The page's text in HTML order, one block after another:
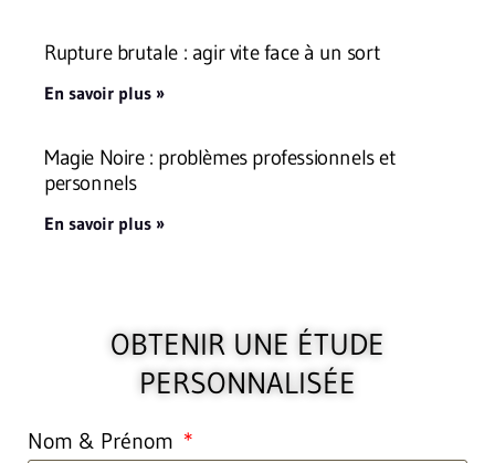
Rupture brutale : agir vite face à un sort
En savoir plus »
Magie Noire : problèmes professionnels et
personnels
En savoir plus »
OBTENIR UNE ÉTUDE
PERSONNALISÉE
Nom & Prénom